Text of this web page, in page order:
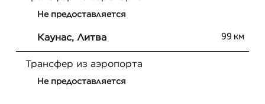
Не предоставляется
Каунас, Литва 99 км
Трансфер из аэропорта
Не предоставляется